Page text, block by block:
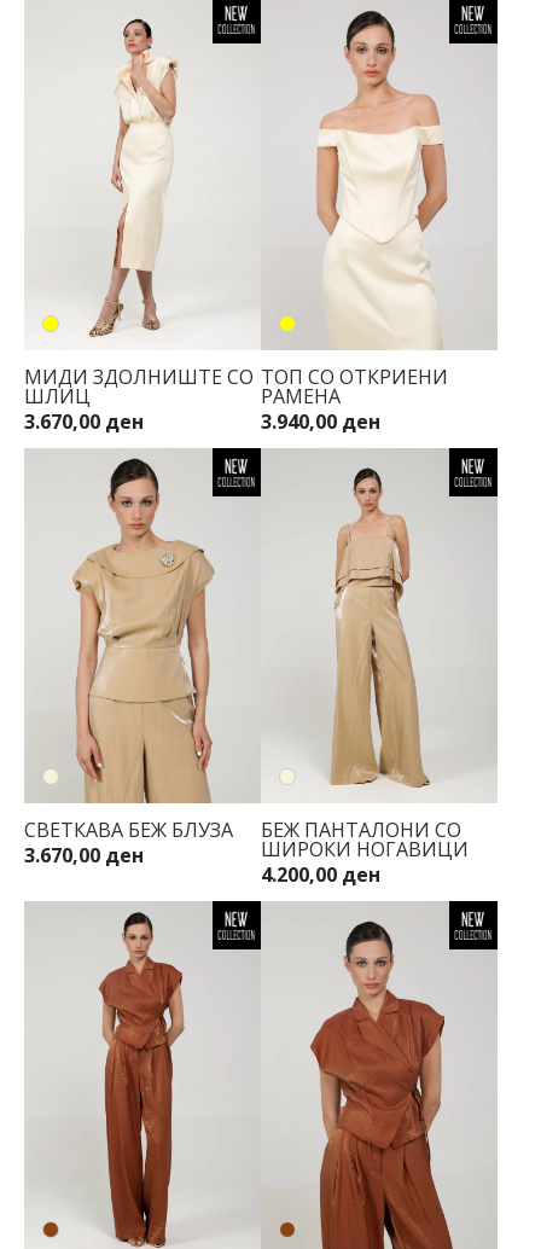
МИДИ ЗДОЛНИШТЕ СО
ШЛИЦ
3.670,00 ден
ТОП СО ОТКРИЕНИ
РАМЕНА
3.940,00 ден
СВЕТКАВА БЕЖ БЛУЗА
3.670,00 ден
БЕЖ ПАНТАЛОНИ СО
ШИРОКИ НОГАВИЦИ
4.200,00 ден